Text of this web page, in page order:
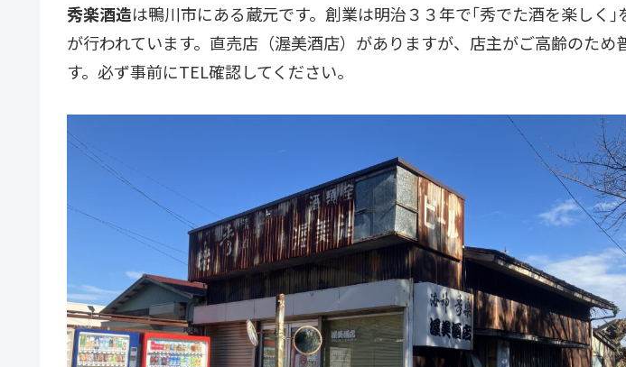
秀楽酒造は鴨川市にある蔵元です。創業は明治３３年で｢秀でた酒を楽しく｣
が行われています。直売店（渥美酒店）がありますが、店主がご高齢のため
す。必ず事前にTEL確認してください。